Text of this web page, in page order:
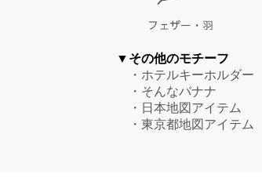
▼その他のモチーフ
・ホテルキーホルダー
・そんなバナナ
・日本地図アイテム
・東京都地図アイテム